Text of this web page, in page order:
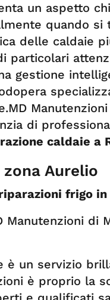
un aspetto
quando
delle caldaie
particolari
gestione
di
caldaie a
Aurelio
frigo in
Manutenzioni di
è un servizio
è proprio la